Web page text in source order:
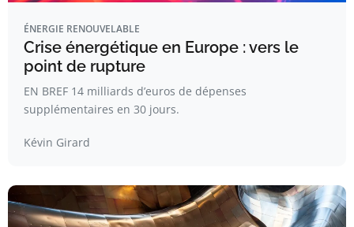
ÉNERGIE RENOUVELABLE
Crise énergétique en Europe : vers le
point de rupture
EN BREF 14 milliards d’euros de dépenses
supplémentaires en 30 jours.
Kévin Girard